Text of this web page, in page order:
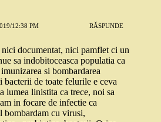
12:38 PM RĂSPUNDE
documentat, nici pamflet ci un
sa indobitoceasca populatia ca
si bombardarea
de toate felurile e ceva
lumea linistita ca trece, noi sa
in focare de infectie ca
bombardam cu virusi,